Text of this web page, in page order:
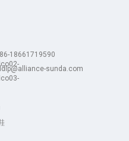
18661719590
sunda.com